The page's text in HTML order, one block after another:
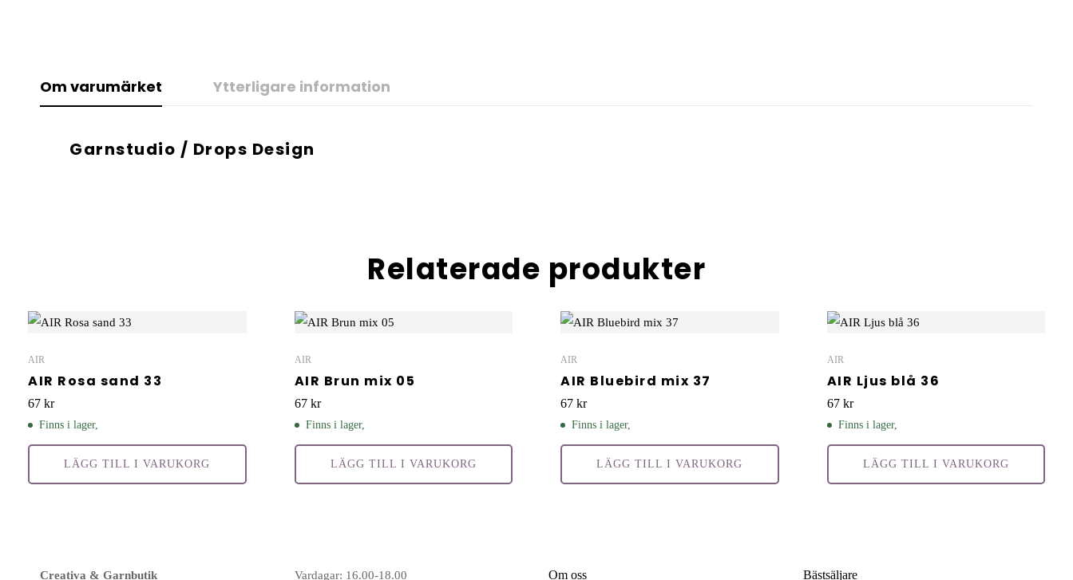
Om varumärket Ytterligare information
Garnstudio / Drops Design
Relaterade produkter
AIR
AIR Rosa sand 33
67 kr
Finns i lager,
LÄGG TILL I VARUKORG
AIR
AIR Brun mix 05
67 kr
Finns i lager,
LÄGG TILL I VARUKORG
AIR
AIR Bluebird mix 37
67 kr
Finns i lager,
LÄGG TILL I VARUKORG
AIR
AIR Ljus blå 36
67 kr
Finns i lager,
LÄGG TILL I VARUKORG
Creativa & Garnbutik Vardagar: 16.00-18.00 Om oss Bästsäljare